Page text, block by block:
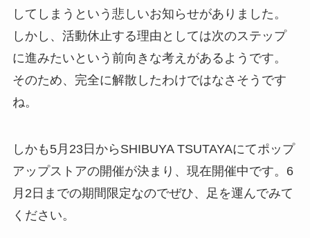
してしまうという悲しいお知らせがありました。
しかし、活動休止する理由としては次のステップ
に進みたいという前向きな考えがあるようです。
そのため、完全に解散したわけではなさそうです
ね。
しかも5月23日からSHIBUYA TSUTAYAにてポップ
アップストアの開催が決まり、現在開催中です。6
月2日までの期間限定なのでぜひ、足を運んでみて
ください。